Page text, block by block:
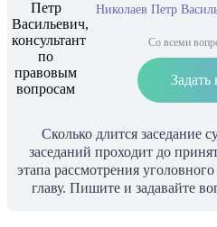
Николаев Петр
Со всеми
Задать
Сколько длится заседание
заседаний проходит до
этапа рассмотрения
главу. Пишите и задавайте